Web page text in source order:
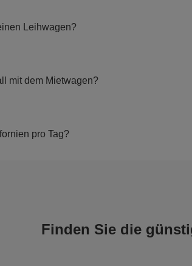
Leihwagen?
mit dem Mietwagen?
pro Tag?
Finden Sie die